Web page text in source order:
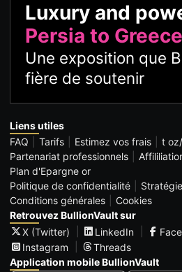
Luxury and
Persia to Greece
Une exposition que
fière de soutenir
Liens utiles
FAQ
Tarifs Estimez vos frais
t
Partenariat professionnels
Plan d'Epargne or
Politique de confidentialité
Conditions générales
Cookies
Retrouvez BullionVault sur
X (Twitter)
LinkedIn
Instagram
Threads
Application mobile BullionVault